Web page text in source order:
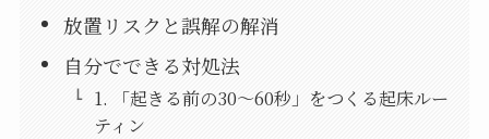
放置リスクと誤解の解消
自分でできる対処法
1. 「起きる前の30〜60秒」をつくる起床ルー
ティン